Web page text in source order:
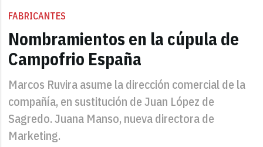
FABRICANTES
Nombramientos en la cúpula de
Campofrio España
Marcos Ruvira asume la dirección comercial de la
compañía, en sustitución de Juan López de
Sagredo. Juana Manso, nueva directora de
Marketing.